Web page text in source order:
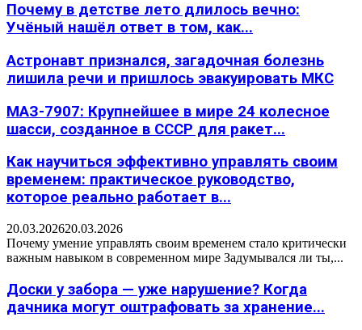
Почему в детстве лето длилось вечно:
Учёный нашёл ответ в том, как...
Астронавт признался, загадочная болезнь
лишила речи и пришлось эвакуировать МКС
МАЗ-7907: Крупнейшее в мире 24 колесное
шасси, созданное в СССР для ракет...
Как научиться эффективно управлять своим
временем: практическое руководство,
которое реально работает в...
20.03.202620.03.2026
Почему умение управлять своим временем стало критически
важным навыком в современном мире Задумывался ли ты,...
Доски у забора — уже нарушение? Когда
дачника могут оштрафовать за хранение...